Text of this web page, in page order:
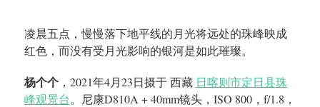
凌晨五点，慢慢落下地平线的月光将远处的珠峰映成
红色，而没有受月光影响的银河是如此璀璨。
杨个个，2021年4月23日摄于 西藏 日喀则市定日县珠
峰观景台。尼康D810A + 40mm镜头，ISO 800，f/1.8，